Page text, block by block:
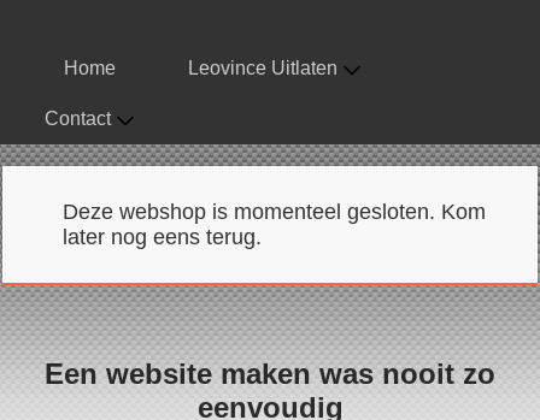
Home Leovince Uitlaten
Contact
Deze webshop is momenteel gesloten. Kom
later nog eens terug.
Een website maken was nooit zo
eenvoudig